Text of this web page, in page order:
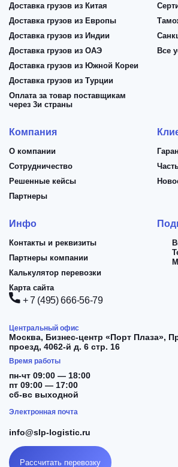
+ 7 (495) 666-56-79
Центральный офис
Москва, Бизнес-центр «Порт Плаза»,
проезд, 4062-й д. 6 стр. 16
Время работы
пн-чт 09:00 — 18:00
пт 09:00 — 17:00
сб-вс выходной
Электронная почта
info@slp-logistic.ru
Рассчитать перевозку
Доставка грузов из Китая
Доставка грузов из Европы
Доставка грузов из Индии
Доставка грузов из ОАЭ
Доставка грузов из Южной Кореи
Доставка грузов из Турции
Оплата за товар поставщикам
через 3и страны
Все
Компания
О компании
Сотрудничество
Решенные кейсы
Партнеры
Инфо
Контакты и реквизиты
Партнеры компании
Калькулятор перевозки
Карта сайта